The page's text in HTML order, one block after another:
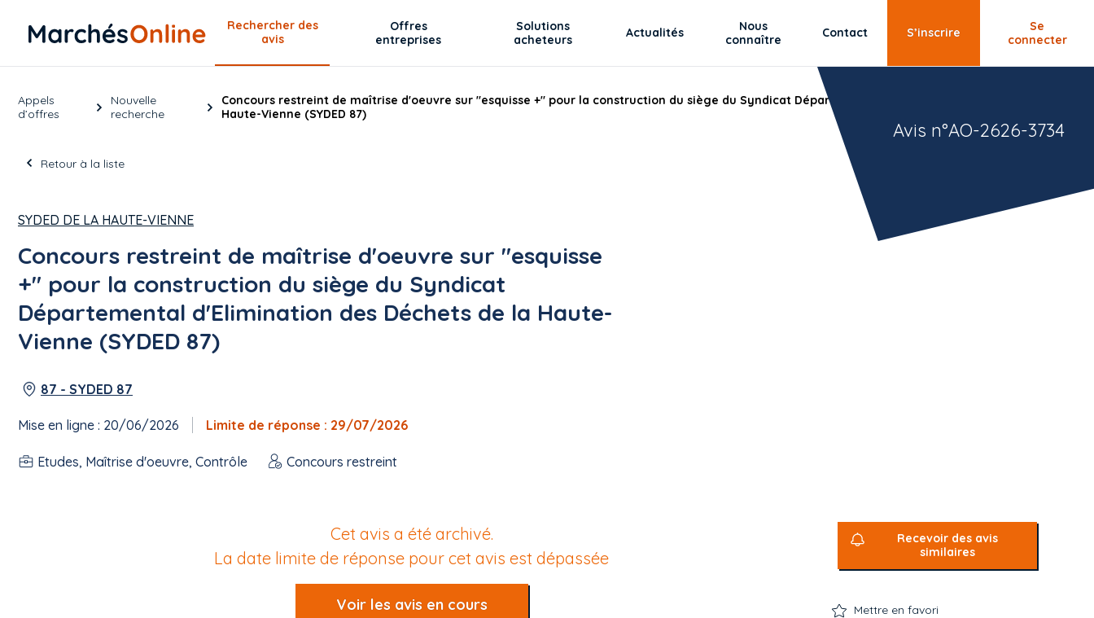
Rechercher des
avis
Offres
entreprises
Solutions
acheteurs
Actualités
Nous
connaître
Contact S’inscrire
Se
connecter
Appels
d’offres
Nouvelle
recherche
Concours restreint de maîtrise d'oeuvre sur "esquisse +" pour la construction du siège du Syndicat Départemental d'Elimination des Déchets de la
Haute-Vienne (SYDED 87)
Retour à la liste
SYDED DE LA HAUTE-VIENNE
Concours restreint de maîtrise d'oeuvre sur "esquisse
+" pour la construction du siège du Syndicat
Départemental d'Elimination des Déchets de la Haute-
Vienne (SYDED 87)
87 - SYDED 87
Mise en ligne : 20/06/2026 Limite de réponse : 29/07/2026
Etudes, Maîtrise d'oeuvre, Contrôle Concours restreint
Avis n°AO-2626-3734
Cet avis a été archivé.
La date limite de réponse pour cet avis est dépassée
Voir les avis en cours
Recevoir des avis
similaires
Mettre en favori